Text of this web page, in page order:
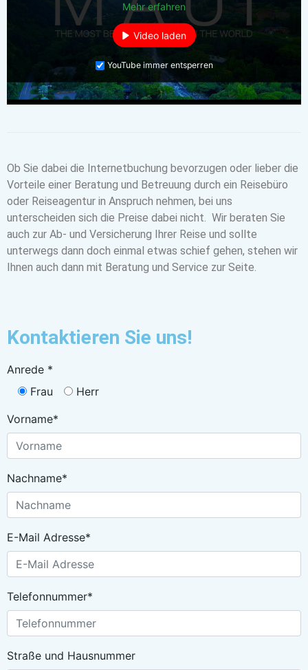
Mehr erfahren
Video laden
YouTube immer entsperren
Ob Sie dabei die Internetbuchung bevorzugen oder lieber die
Vorteile einer Beratung und Betreuung durch ein Reisebüro
oder Reiseagentur in Anspruch nehmen, bei uns
unterscheiden sich die Preise dabei nicht. Wir beraten Sie
auch zur Ab- und Versicherung Ihrer Reise und sollte
unterwegs dann doch einmal etwas schief gehen, stehen wir
Ihnen auch dann mit Beratung und Service zur Seite.
Kontaktieren Sie uns!
Anrede *
Frau
Herr
Vorname*
Nachname*
E-Mail Adresse*
Telefonnummer*
Straße und Hausnummer